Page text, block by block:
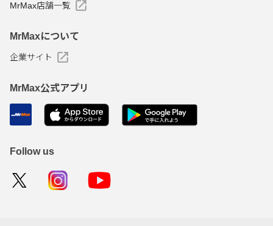
MrMax店舗一覧
MrMaxについて
企業サイト
MrMax公式アプリ
Follow us